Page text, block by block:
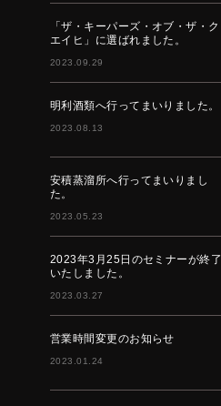
「ザ・キーパーズ・オブ・ザ・ク
エイヒ」に選ばれました。
2023.09.29
明利酒類へ行ってまいりました。
2023.08.13
安積蒸溜所へ行ってまいりまし
た。
2023.05.23
2023年3月25日のセミナーが終了
いたしました。
2023.03.27
営業時間変更のお知らせ
2023.01.24